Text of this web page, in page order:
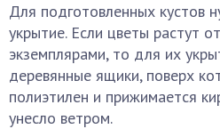
Для подготовленных кустов
укрытие. Если цветы растут
экземплярами, то для их
деревянные ящики, поверх
полиэтилен и прижимается
унесло ветром.